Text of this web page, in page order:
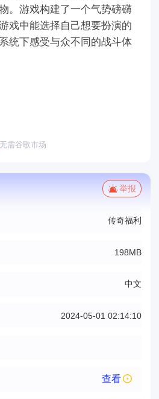
。游戏构建了一个气势磅礴
戏中能选择自己想要扮演的
统下感受与众不同的战斗体
无需谷歌市场
举报
传奇福利
198MB
中文
2024-05-01 02:14:10
查看